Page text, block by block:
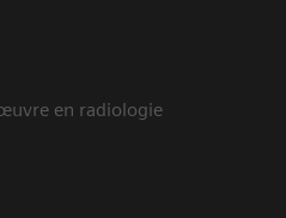
en radiologie